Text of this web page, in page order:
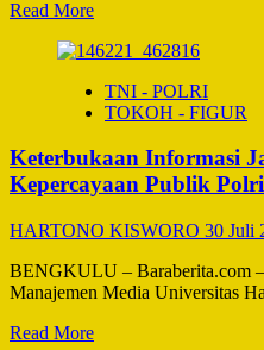
Read MoreRead
about
Yogi
Friatno
dan
Brigpol
Lidya
Afrila
Anisa,
Personel
Polres
Selatan
TNI - POLRI
TOKOH - FIGUR
Keterbukaan Informasi
Kepercayaan Publik
HARTONO KISWORO 30 Juli
BENGKULU – Baraberita.com
Manajemen Media Universitas
Read MoreRead